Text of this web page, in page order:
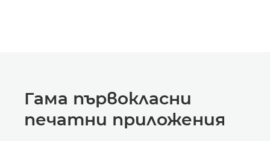
Гама първокласни
печатни приложения